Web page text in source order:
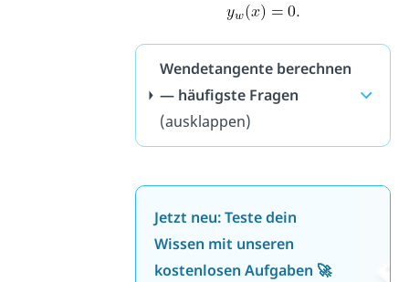
Wendetangente berechnen
— häufigste Fragen
(ausklappen)
Jetzt neu: Teste dein
Wissen mit unseren
kostenlosen Aufgaben 🚀